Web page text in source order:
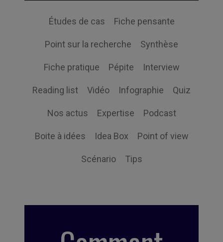
Études de cas Fiche pensante
Point sur la recherche Synthèse
Fiche pratique Pépite Interview
Reading list Vidéo Infographie Quiz
Nos actus Expertise Podcast
Boite à idées Idea Box Point of view
Scénario Tips